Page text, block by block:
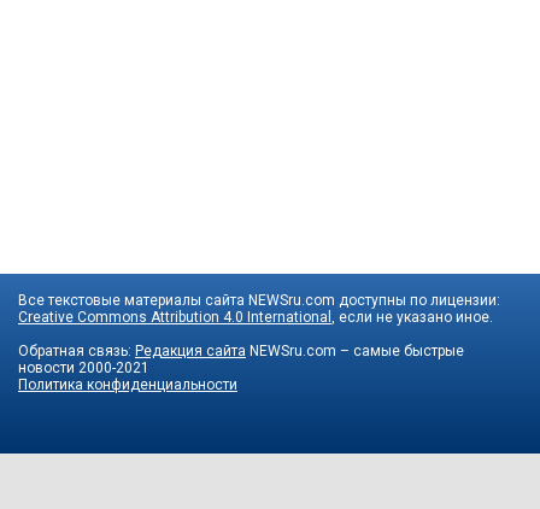
Все текстовые материалы сайта NEWSru.com доступны по лицензии:
Creative Commons Attribution 4.0 International , если не указано иное.
Обратная связь: Редакция сайта NEWSru.com – самые быстрые
новости 2000-2021
Политика конфиденциальности